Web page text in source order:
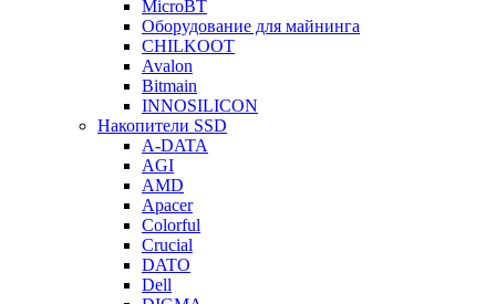
MicroBT
Оборудование для майнинга
CHILKOOT
Avalon
Bitmain
INNOSILICON
Накопители SSD
A-DATA
AGI
AMD
Apacer
Colorful
Crucial
DATO
Dell